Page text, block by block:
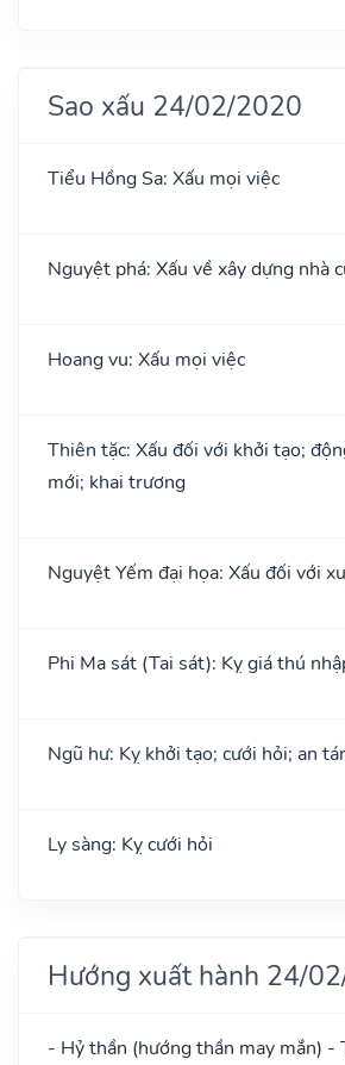
Sao xấu 24/02/2020
Tiểu Hồng Sa: Xấu mọi việc
Nguyệt phá: Xấu về xây dựng nhà
Hoang vu: Xấu mọi việc
Thiên tặc: Xấu đối với khởi tạo;
mới; khai trương
Nguyệt Yếm đại họa: Xấu đối với
Phi Ma sát (Tai sát): Kỵ giá thú
Ngũ hư: Kỵ khởi tạo; cưới hỏi; an
Ly sàng: Kỵ cưới hỏi
Hướng xuất hành 24/
- Hỷ thần (hướng thần may mắn) -